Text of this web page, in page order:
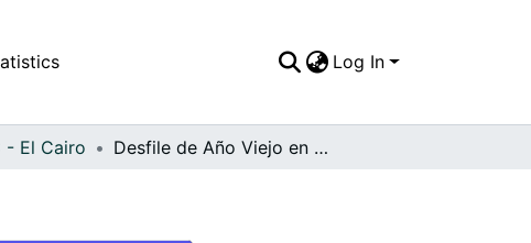
Log In
- El Cairo Desfile de Año Viejo en Albán